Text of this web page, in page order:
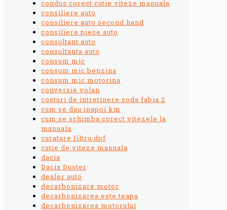
condus corect cutie viteze manuala
consiliere auto
consiliere auto second hand
consiliere piese auto
consultant auto
consultanta auto
consum mic
consum mic benzina
consum mic motorina
conversie volan
costuri de intretinere soda fabia 2
cum se dau inapoi km
cum se schimba corect vitezele la
manuala
curatare filtru dpf
cutie de viteze manuala
dacia
Dacia Duster
dealer auto
decarbonizare motor
decarbonizarea este teapa
decarbonizarea motorului